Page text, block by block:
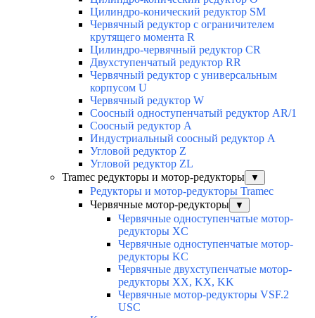
Цилиндро-конический редуктор SM
Червячный редуктор с ограничителем
крутящего момента R
Цилиндро-червячный редуктор СR
Двухступенчатый редуктор RR
Червячный редуктор с универсальным
корпусом U
Червячный редуктор W
Соосный одноступенчатый редуктор AR/1
Соосный редуктор А
Индустриальный соосный редуктор А
Угловой редуктор Z
Угловой редуктор ZL
Tramec редукторы и мотор-редукторы
▼
Редукторы и мотор-редукторы Tramec
Червячные мотор-редукторы
▼
Червячные одноступенчатые мотор-
редукторы XC
Червячные одноступенчатые мотор-
редукторы KC
Червячные двухступенчатые мотор-
редукторы XX, KX, KK
Червячные мотор-редукторы VSF.2
USC